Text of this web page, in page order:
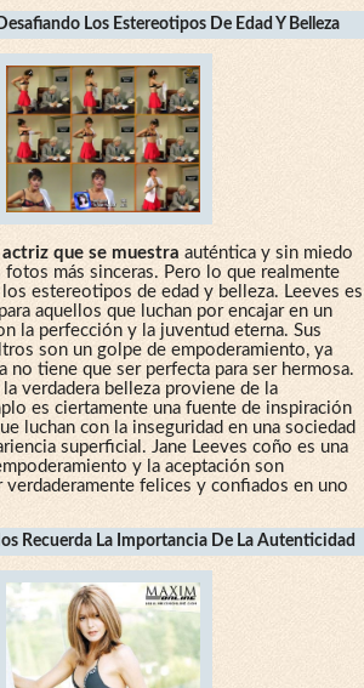
Los Estereotipos De Edad Y Belleza
actriz que se muestra auténtica y sin miedo
fotos más sinceras. Pero lo que realmente
estereotipos de edad y belleza. Leeves es
aquellos que luchan por encajar en un
la perfección y la juventud eterna. Sus
son un golpe de empoderamiento, ya
no tiene que ser perfecta para ser hermosa.
verdadera belleza proviene de la
es ciertamente una fuente de inspiración
luchan con la inseguridad en una sociedad
superficial. Jane Leeves coño es una
y la aceptación son
verdaderamente felices y confiados en uno
Recuerda La Importancia De La Autenticidad